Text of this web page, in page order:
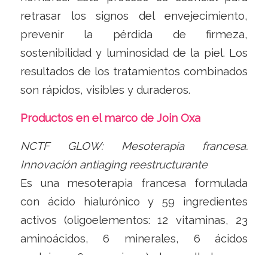
retrasar los signos del envejecimiento,
prevenir la pérdida de firmeza,
sostenibilidad y luminosidad de la piel. Los
resultados de los tratamientos combinados
son rápidos, visibles y duraderos.
Productos en el marco de Join Oxa
NCTF GLOW: Mesoterapia francesa.
Innovación antiaging reestructurante
Es una mesoterapia francesa formulada
con ácido hialurónico y 59 ingredientes
activos (oligoelementos: 12 vitaminas, 23
aminoácidos, 6 minerales, 6 ácidos